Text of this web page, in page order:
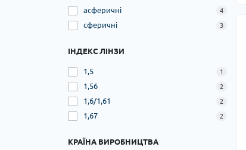
асферичні 4
сферичні 3
ІНДЕКС ЛІНЗИ
1,5 1
1,56 2
1,6/1,61 2
1,67 2
КРАЇНА ВИРОБНИЦТВА